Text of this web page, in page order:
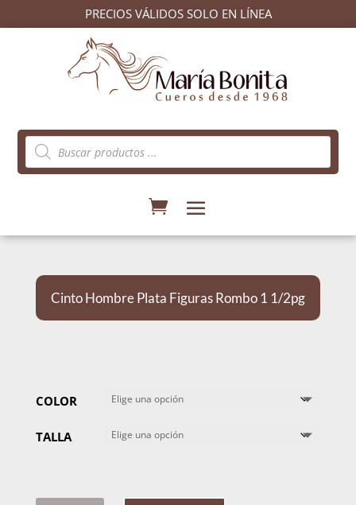
PRECIOS VÁLIDOS SOLO EN LÍNEA
Búsqueda
de
productos
Cinto Hombre Plata Figuras Rombo 1 1/2pg
COLOR
TALLA